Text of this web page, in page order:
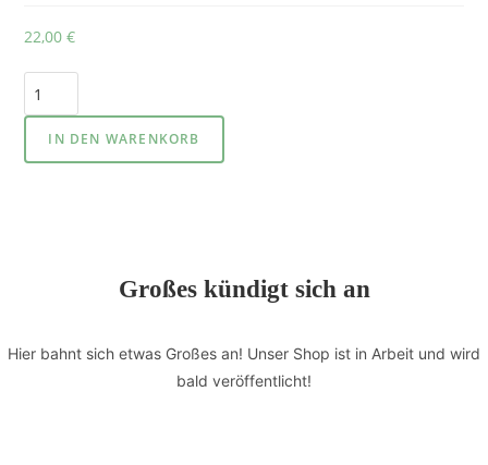
22,00€
IN DEN WARENKORB
Großes kündigt sich an
Hier bahnt sich etwas Großes an! Unser Shop ist in Arbeit und wird
bald veröffentlicht!